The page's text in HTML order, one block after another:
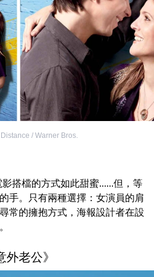
/ Warner Bros.
搭檔的方式如此甜蜜......但，等
手。只有兩種選擇：女演員的肩
常的擁抱方式，海報設計者在設
外老公》